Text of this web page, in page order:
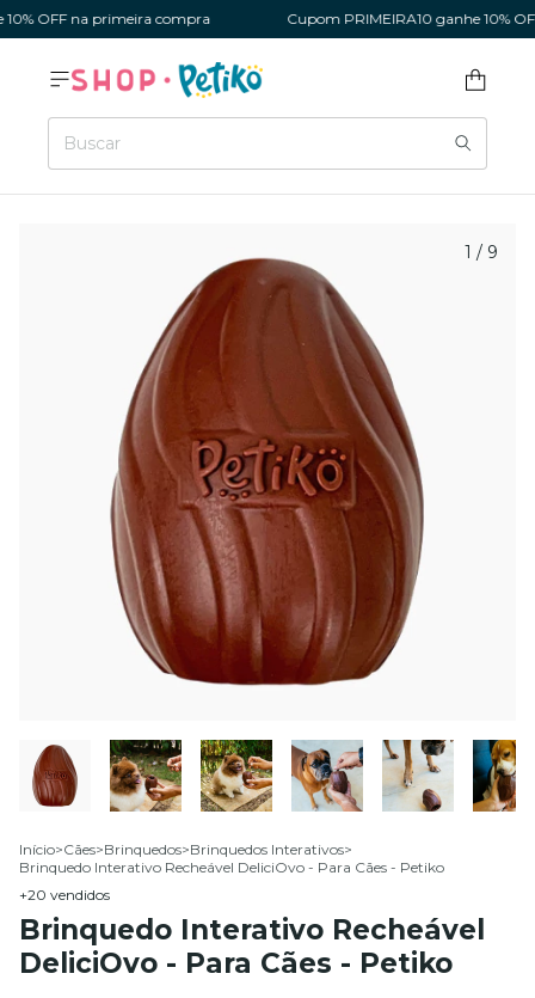
OFF na primeira compra Cupom PRIMEIRA10 ganhe 10%
1 / 9
Início>Cães>Brinquedos>Brinquedos Interativos>
Brinquedo Interativo Recheável DeliciOvo - Para Cães - Petiko
+20 vendidos
Brinquedo Interativo Recheável
DeliciOvo - Para Cães - Petiko